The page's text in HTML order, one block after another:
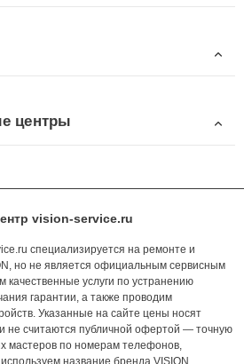
центры
vision-service.ru
специализируется на ремонте и
но не является официальным сервисным
услуги по устранению
гарантии, а также проводим
Указанные на сайте цены носят
не считаются публичной офертой — точную
мастеров по номерам телефонов,
название бренда VISION